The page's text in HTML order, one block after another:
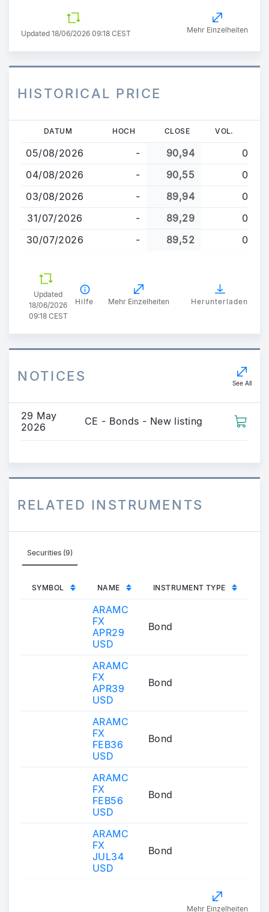
Updated 18/06/2026 09:18 CEST Mehr Einzelheiten
HISTORICAL PRICE
Direkt
Inhalt
DATUM HOCH CLOSE VOL.
05/08/2026 - 90,94
0
04/08/2026
- 90,55
0
03/08/2026
- 89,94
0
31/07/2026
- 89,29
0
30/07/2026
- 89,52 0
Updated
18/06/2026
09:18 CEST
Hilfe Mehr Einzelheiten Herunterladen
NOTICES See All
29 May
2026
CE - Bonds - New listing
RELATED INSTRUMENTS
Securities (9)
SYMBOL NAME INSTRUMENT TYPE
ARAMC
FX
APR29
USD
Bond
ARAMC
FX
APR39
USD
Bond
ARAMC
FX
FEB36
USD
Bond
ARAMC
FX
FEB56
USD
Bond
ARAMC
FX
JUL34
USD
Bond
Mehr Einzelheiten